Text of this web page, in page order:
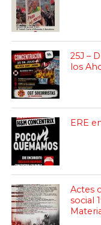
25J –
los
ERE
Actes
social